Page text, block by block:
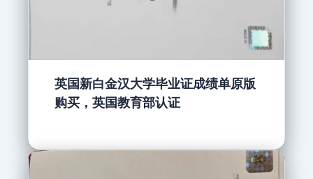
英国新白金汉大学毕业证成绩单原版
购买，英国教育部认证